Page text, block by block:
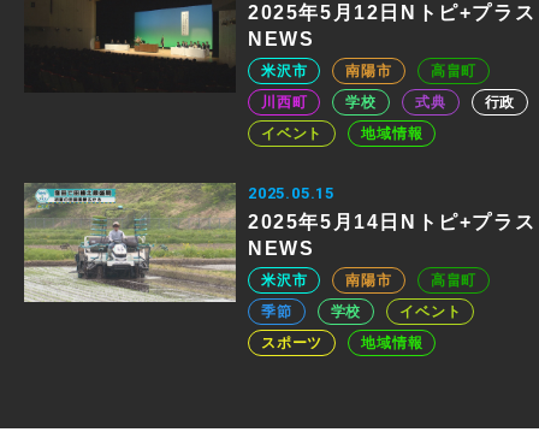
2025年5月12日Nトピ+プラス
NEWS
米沢市 南陽市
高畠町
川西町
学校 式典
行政
イベント
地域情報
2025.05.15
2025年5月14日Nトピ+プラス
NEWS
米沢市 南陽市
高畠町
季節
学校
イベント
スポーツ
地域情報